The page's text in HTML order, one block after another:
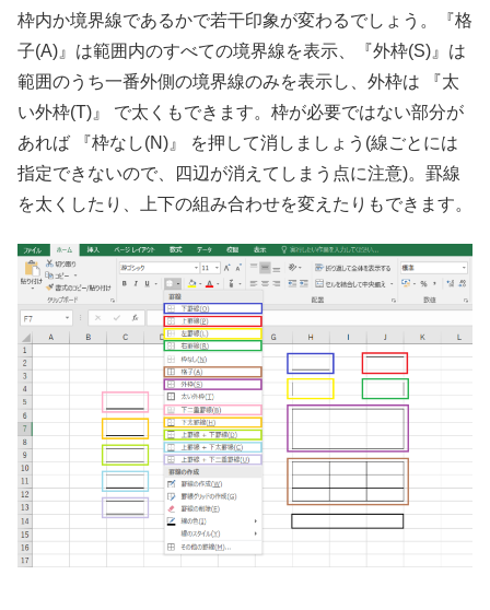
枠内か境界線であるかで若干印象が変わるでしょう。『格
子(A)』は範囲内のすべての境界線を表示、『外枠(S)』は
範囲のうち一番外側の境界線のみを表示し、外枠は 『太
い外枠(T)』 で太くもできます。枠が必要ではない部分が
あれば 『枠なし(N)』 を押して消しましょう(線ごとには
指定できないので、四辺が消えてしまう点に注意)。罫線
を太くしたり、上下の組み合わせを変えたりもできます。